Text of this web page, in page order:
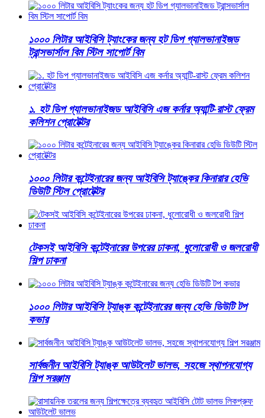
১০০০ লিটার আইবিসি ট্যাংকের জন্য হট ডিপ গ্যালভানাইজড
ট্রান্সভার্সাল বিম স্টিল সাপোর্ট বিম
১. হট ডিপ গ্যালভানাইজড আইবিসি এজ কর্নার অ্যান্টি-রাস্ট ফ্রেম
কলিশন প্রোটেক্টর
১০০০ লিটার কন্টেইনারের জন্য আইবিসি ট্যাঙ্কের কিনারার হেভি
ডিউটি ​​স্টিল প্রোটেক্টর
টেকসই আইবিসি কন্টেইনারের উপরের ঢাকনা, ধুলোরোধী ও জলরোধী
শিল্প ঢাকনা
১০০০ লিটার আইবিসি ট্যাঙ্ক কন্টেইনারের জন্য হেভি ডিউটি ​​টপ
কভার
সার্বজনীন আইবিসি ট্যাঙ্ক আউটলেট ভালভ, সহজে স্থাপনযোগ্য
শিল্প সরঞ্জাম